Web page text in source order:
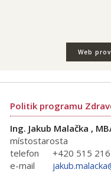
Web
2019
Pokro
2018
Pokro
čilý
Pokro
Politik programu
Ing. Jakub Malačka ,
místostarosta
telefon
+420 515
e-mail